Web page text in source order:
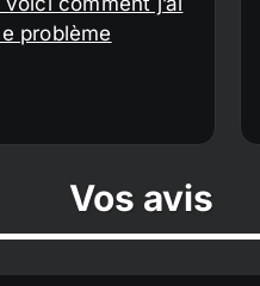
problème
Vos avis